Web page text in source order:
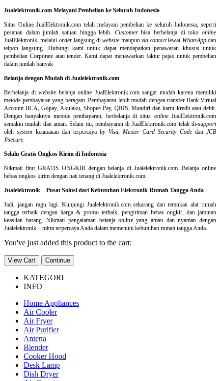
Jualelektronik.com Melayani Pembelian ke Seluruh Indonesia
Situs Online JualElektronik.com telah melayani pembelian ke seluruh Indonesia, seperti
pesanan dalam jumlah satuan hingga lebih. Customerbisa berbelanja di tokoonline
JualElektronik, melalui orderlangsung diwebsite maupun via contactlewat WhatsAppdan
telpon langsung. Hubungi kami untuk dapat mendapatkan penawaran khusus untuk
pembelian Corporate atau tender. Kami dapat menawarkan faktur pajak untuk pembelian
dalam jumlah banyak
Belanja dengan Mudah di Jualelektronik.com
Berbelanja diwebsite belanja online JualElektronik.com sangat mudah karena memiliki
metode pembayaran yang beragam. Pembayaran lebih mudah dengan transfer Bank Virtual
Account BCA, Gopay, Akulaku, Shopee Pay, QRIS, Mandiri dan kartu kredit atau debit.
Dengan banyaknya metode pembayaran, berbelanja di situs onlineJualElektronik.com
semakin mudah dan aman. Selain itu, pembayaran di JualElektronik.com telah di-support
olehsystem keamanan dan terpercayaby Visa, Master Card Security Codedan JCB
J/secure.
Selalu Gratis Ongkos Kirim di Indonesia
Nikmati fitur GRATIS ONGKIR dengan belanja di Jualelektronik.com. Belanja online
bebas ongkos kirim dengan hati tenang di Jualelektronik.com.
Jualelektronik – Pusat Solusi dari Kebutuhan Elektronik Rumah Tangga Anda
Jadi, jangan ragu lagi. Kunjungi Jualelektronik.com sekarang dan temukan alat rumah
tangga terbaik dengan harga & promo terbaik, pengiriman bebas ongkir, dan jaminan
keaslian barang. Nikmati pengalaman belanja online yang aman dan nyaman dengan
Jualelektronik – mitra terpercaya Anda dalam memenuhi kebutuhan rumah tangga Anda.
You've just added this product to the cart:
View Cart Continue
KATEGORI
INFO
Home Appliances
Air Cooler
Air Fryer
Air Purifier
Antena
Blender
Cooker Hood
Desk Lamp
Dish Dryer